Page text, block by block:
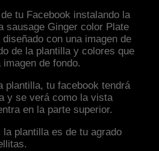
tu Facebook instalando la
sausage Ginger color Plate
con una imagen de
de la plantilla y colores que
de fondo.
plantilla, tu facebook tendrá
y se verá como la vista
en la parte superior.
plantilla es de tu agrado